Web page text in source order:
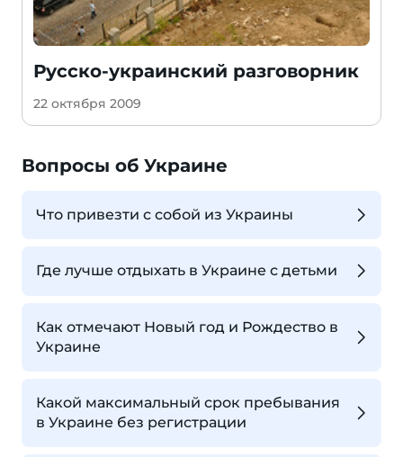
Русско-украинский разговорник
22 октября 2009
Вопросы об Украине
Что привезти с собой из Украины
Где лучше отдыхать в Украине с детьми
Как отмечают Новый год и Рождество в
Украине
Какой максимальный срок пребывания
в Украине без регистрации